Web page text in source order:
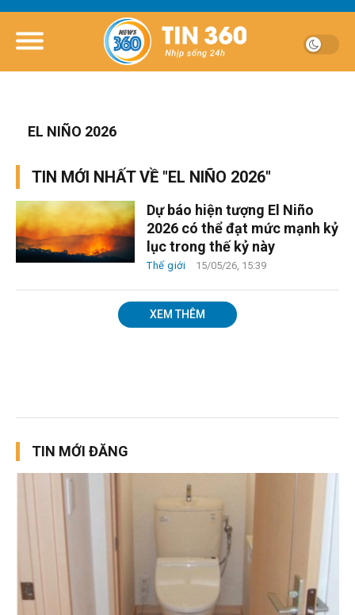
EL NIÑO 2026
TIN MỚI NHẤT VỀ "EL NIÑO 2026"
Dự báo hiện tượng El Niño
2026 có thể đạt mức mạnh kỷ
lục trong thế kỷ này
Thế giới 15/05/26, 15:39
XEM THÊM
TIN MỚI ĐĂNG